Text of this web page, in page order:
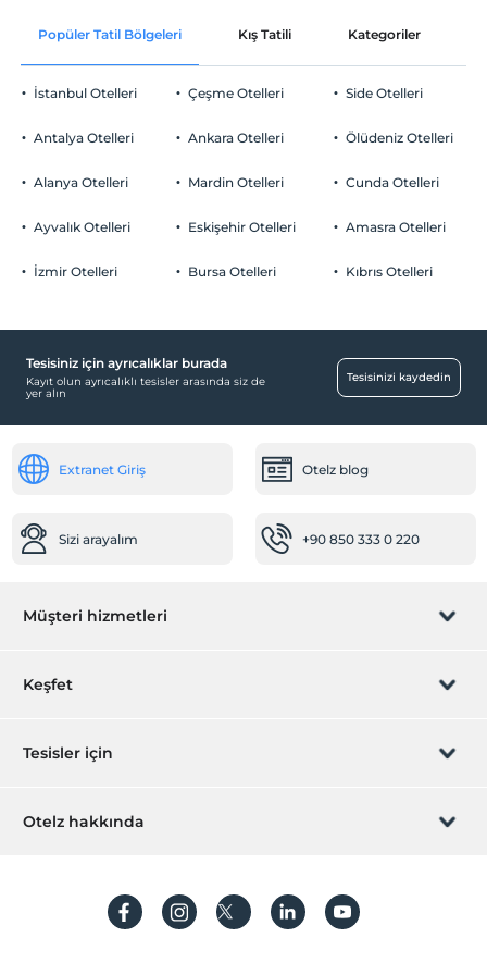
En geç saat 11:00 ve öncesi
Evcil Hayvan
Evcil hayvan kabul edilmemektedir.
Sigara
Odalarda sigara içilmez
Çocuklar
Her bir oda için 3 yaşına kadar 1 çocuk ücretsizdir
Ortak alanlar ve tüm odalar
Şehir merkezi
Klima
Check/out
En geç saat 11:00 ve öncesi
Evcil Hayvan
2 yaşına kadar olan bebekler ücretsizdir.
Popüler Tatil Bölgeleri Kış Tatili Kategoriler
İstanbul Otelleri
Antalya Otelleri
Alanya Otelleri
Ayvalık Otelleri
İzmir Otelleri
Çeşme Otelleri
Ankara Otelleri
Mardin Otelleri
Eskişehir Otelleri
Bursa Otelleri
Side Otelleri
Ölüdeniz Otelleri
Cunda Otelleri
Amasra Otelleri
Kıbrıs Otelleri
Tesisiniz için ayrıcalıklar burada
Kayıt olun ayrıcalıklı tesisler arasında siz de
yer alın
Tesisinizi kaydedin
Extranet Giriş Otelz blog
Sizi arayalım +90 850 333 0 220
Müşteri hizmetleri
Rezervasyon yönet
Sıkça sorulan sorular
Keşfet
Hediye Kart
Hesap oluştur
Tesisler için
Hemen tesisinizi ekleyin
Otelz hakkında